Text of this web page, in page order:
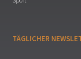
TÄGLICHER